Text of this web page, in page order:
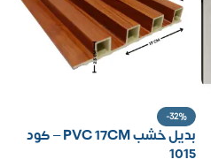
-32%
بديل خشب PVC 17CM – كود
1015